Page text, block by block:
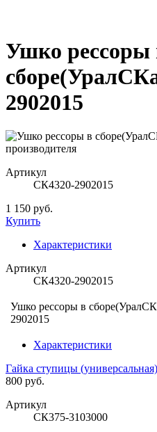
Ушко рессоры
2902015
Артикул
СК4320-2902015
1 150 руб.
Купить
Характеристики
Артикул
СК4320-2902015
Ушко рессоры в
2902015
Характеристики
Гайка ступицы
800 руб.
Артикул
СК375-3103000